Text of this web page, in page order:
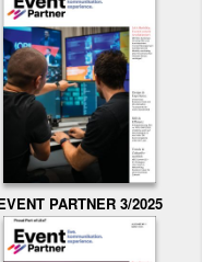
PARTNER 3/2025